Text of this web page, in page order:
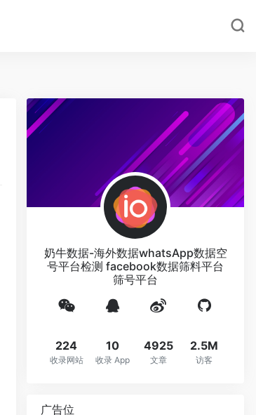
奶牛数据-海外数据whatsApp数据空
号平台检测 facebook数据筛料平台
筛号平台
224
收录网站
10
收录 App
4925
文章
2.5M
访客
广告位